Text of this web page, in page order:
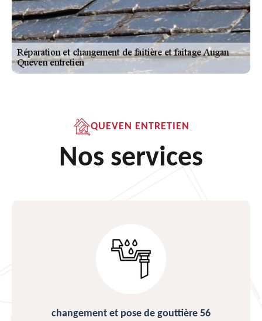
QUEVEN ENTRETIEN
Nos services
changement et pose de gouttière 56